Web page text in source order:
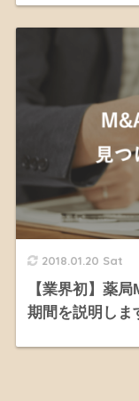
2018.01.20 Sat
【業界初】薬
期間を説明しま